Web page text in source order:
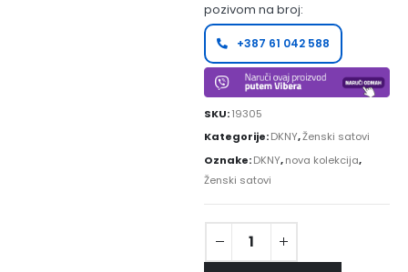
pozivom na broj:
+387 61 042 588
SKU:19305
Kategorije:DKNY,Ženski satovi
Oznake:DKNY,nova kolekcija,
Ženski satovi